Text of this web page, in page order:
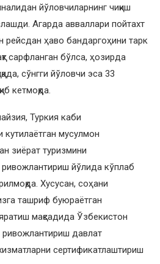
йўловчиларнинг чиқиш
Агарда авваллари пойтахт
рейсдан ҳаво бандаргоҳини тарк
сарфланган бўлса, ҳозирда
сўнгги йўловчи эса 33
кетмоқда.
Туркия каби
мусулмон
зиёрат туризмини
йўлида кўплаб
Хусусан, соҳани
ташриф буюраётган
мақсадида Ўзбекистон
ривожлантириш давлат
сертификатлаштириш